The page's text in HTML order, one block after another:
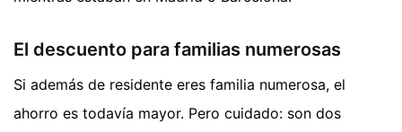
El descuento para familias numerosas
Si además de residente eres familia numerosa, el
ahorro es todavía mayor. Pero cuidado: son dos